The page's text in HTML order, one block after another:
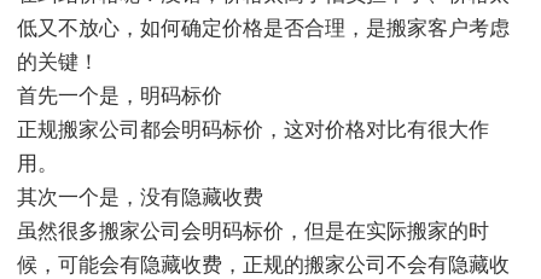
低又不放心，如何确定价格是否合理，是搬家客户考虑
的关键！
首先一个是，明码标价
正规搬家公司都会明码标价，这对价格对比有很大作
用。
其次一个是，没有隐藏收费
虽然很多搬家公司会明码标价，但是在实际搬家的时
候，可能会有隐藏收费，正规的搬家公司不会有隐藏收